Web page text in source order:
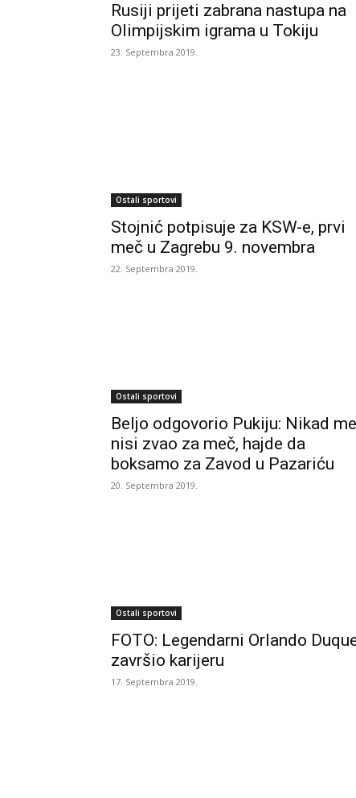
Rusiji prijeti zabrana nastupa na
Olimpijskim igrama u Tokiju
23. Septembra 2019.
Ostali sportovi
Stojnić potpisuje za KSW-e, prvi
meč u Zagrebu 9. novembra
22. Septembra 2019.
Ostali sportovi
Beljo odgovorio Pukiju: Nikad me
nisi zvao za meč, hajde da
boksamo za Zavod u Pazariću
20. Septembra 2019.
Ostali sportovi
FOTO: Legendarni Orlando
završio karijeru
17. Septembra 2019.